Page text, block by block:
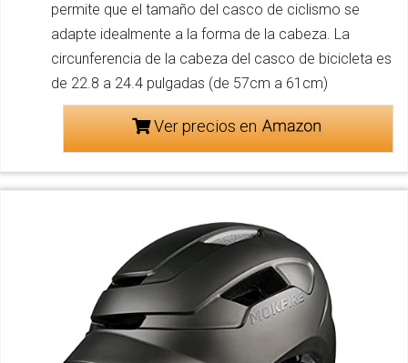
permite que el tamaño del casco de ciclismo se
adapte idealmente a la forma de la cabeza. La
circunferencia de la cabeza del casco de bicicleta es
de 22.8 a 24.4 pulgadas (de 57cm a 61cm)
Ver precios en